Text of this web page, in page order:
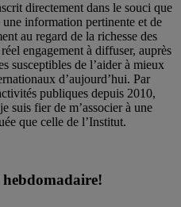
directement dans le souci que
information pertinente et de
au regard de la richesse des
engagement à diffuser, auprès
susceptibles de l’aider à mieux
d’aujourd’hui. Par
publiques depuis 2010,
suis fier de m’associer à une
que celle de l’Institut.